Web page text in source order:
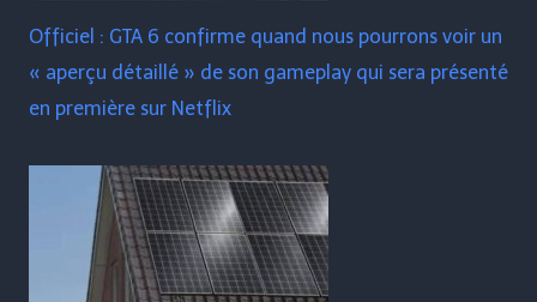
Officiel : GTA 6 confirme quand nous pourrons voir un
« aperçu détaillé » de son gameplay qui sera présenté
en première sur Netflix